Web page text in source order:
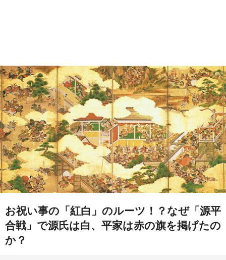
お祝い事の「紅白」のルーツ！？なぜ「源平
合戦」で源氏は白、平家は赤の旗を掲げたの
か？